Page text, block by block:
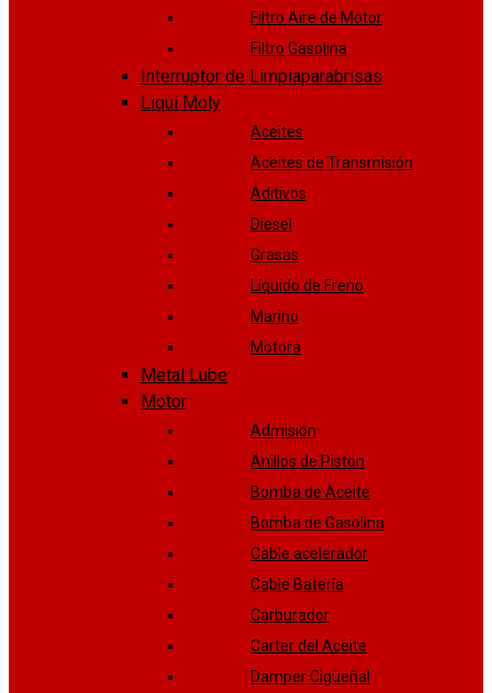
Filtro Aire de Motor
Filtro Gasolina
Interruptor de Limpiaparabrisas
Liqui Moly
Aceites
Aceites de Transmisión
Aditivos
Diesel
Grasas
Líquido de Freno
Marino
Motora
Metal Lube
Motor
Admisión
Anillos de Piston
Bomba de Aceite
Bomba de Gasolina
Cable acelerador
Cable Batería
Carburador
Carter del Aceite
Damper Cigüeñal